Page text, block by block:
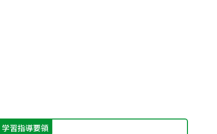
学習指導要領